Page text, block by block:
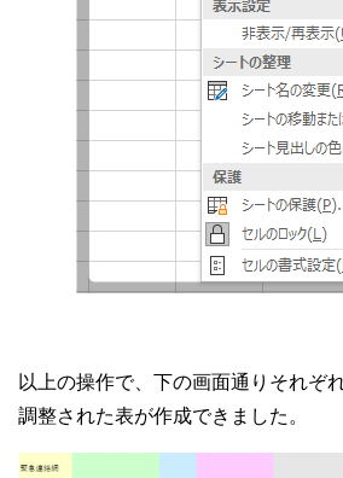
以上の操作で、下の画面通りそれぞ
調整された表が作成できました。